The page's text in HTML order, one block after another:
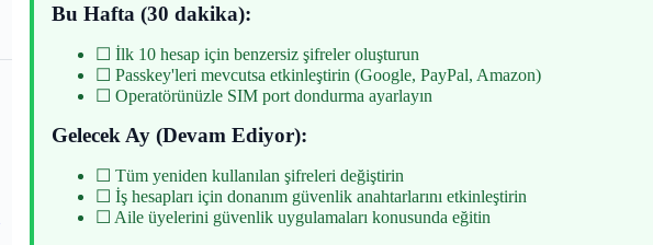
Bu Hafta (30 dakika):
☐ İlk 10 hesap için benzersiz şifreler oluşturun
☐ Passkey'leri mevcutsa etkinleştirin (Google, PayPal, Amazon)
☐ Operatörünüzle SIM port dondurma ayarlayın
Gelecek Ay (Devam Ediyor):
☐ Tüm yeniden kullanılan şifreleri değiştirin
☐ İş hesapları için donanım güvenlik anahtarlarını etkinleştirin
☐ Aile üyelerini güvenlik uygulamaları konusunda eğitin